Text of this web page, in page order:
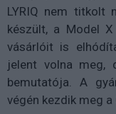
LYRIQ nem titkolt
készült, a Model
vásárlóit is
jelent volna meg,
bemutatója. A
végén kezdik meg a